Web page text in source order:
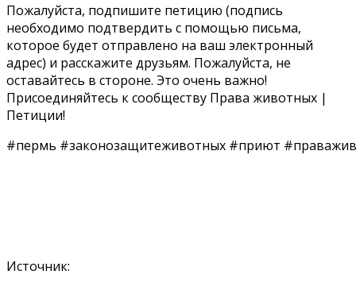
Пожалуйста, подпишите петицию (подпись
необходимо подтвердить с помощью письма,
которое будет отправлено на ваш электронный
адрес) и расскажите друзьям. Пожалуйста, не
оставайтесь в стороне. Это очень важно!
Присоединяйтесь к сообществу Права животных |
Петиции!
#пермь #законозащитеживотных #приют
Источник: